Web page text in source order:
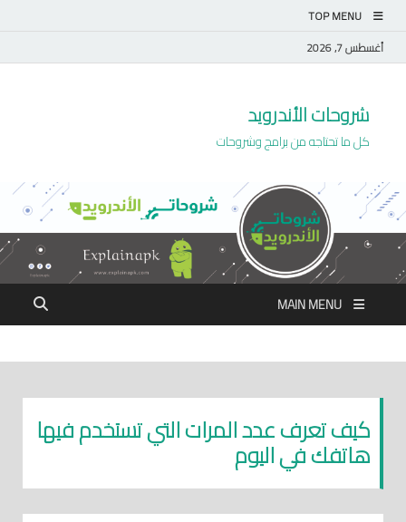
TOP MENU
أغسطس 7, 2026
شروحات الأندرويد
كل ما تحتاجه من برامج وشروحات
MAIN MENU
كيف تعرف عدد المرات التي تستخدم فيها
هاتفك في اليوم